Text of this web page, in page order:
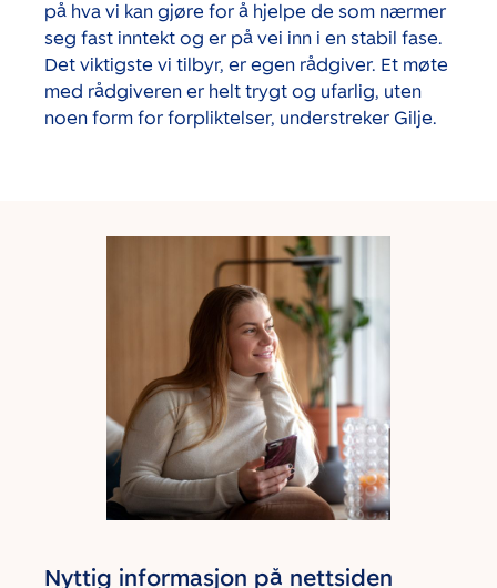
på hva vi kan gjøre for å hjelpe de som nærmer
seg fast inntekt og er på vei inn i en stabil fase.
Det viktigste vi tilbyr, er egen rådgiver. Et møte
med rådgiveren er helt trygt og ufarlig, uten
noen form for forpliktelser, understreker Gilje.
Nyttig informasjon på nettsiden